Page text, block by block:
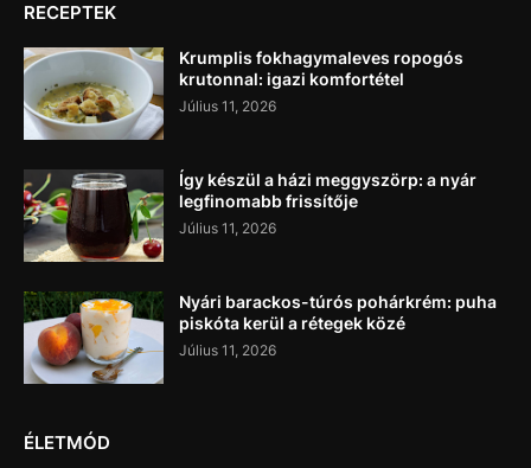
RECEPTEK
Krumplis fokhagymaleves ropogós
krutonnal: igazi komfortétel
Július 11, 2026
Így készül a házi meggyszörp: a nyár
legfinomabb frissítője
Július 11, 2026
Nyári barackos-túrós pohárkrém: puha
piskóta kerül a rétegek közé
Július 11, 2026
ÉLETMÓD